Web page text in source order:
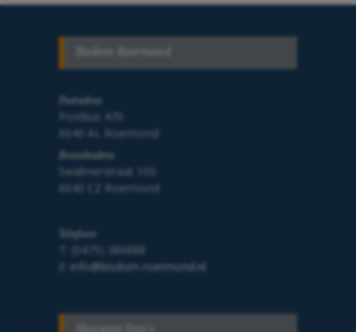
Postadres
Postbus 470
6040 AL Roermond
Bezoekadres
Swalmerstraat 100
6040 CZ Roermond
Telefoon
T: (0475) 386888
info@bisdom-roermond.nl
Nieuwste foto's